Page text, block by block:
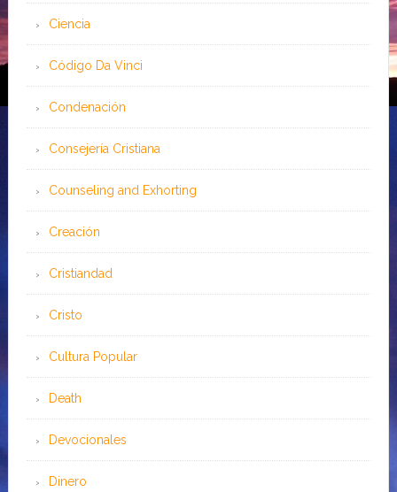
Ciencia
Código Da Vinci
Condenación
Consejería Cristiana
Counseling and Exhorting
Creación
Cristiandad
Cristo
Cultura Popular
Death
Devocionales
Dinero